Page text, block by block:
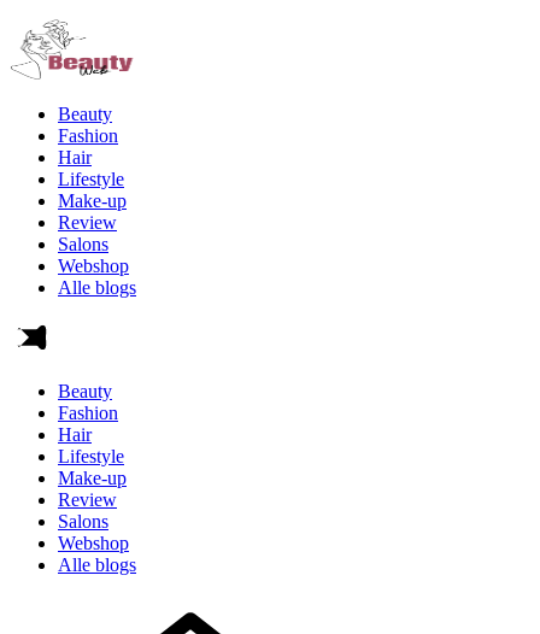
Beauty
Fashion
Hair
Lifestyle
Make-up
Review
Salons
Webshop
Alle blogs
Beauty
Fashion
Hair
Lifestyle
Make-up
Review
Salons
Webshop
Alle blogs